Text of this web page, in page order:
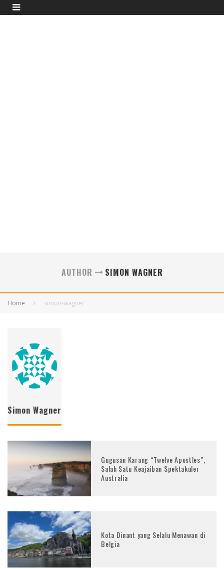
AUTHOR SIMON WAGNER
Home simon-wagner
Simon Wagner
Gugusan Karang “Twelve Apostles”,
Salah Satu Keajaiban Spektakuler
Australia
Kota Dinant yang Selalu Menawan di
Belgia